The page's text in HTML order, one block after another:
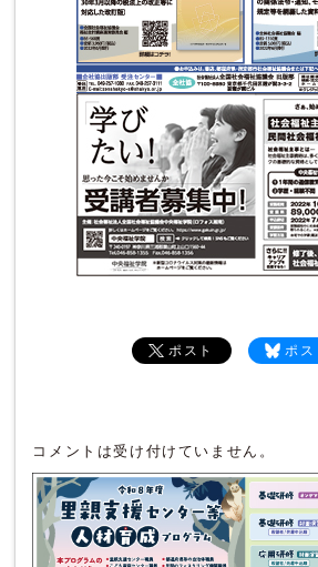
ポス
ポスト
コメントは受け付けていません。